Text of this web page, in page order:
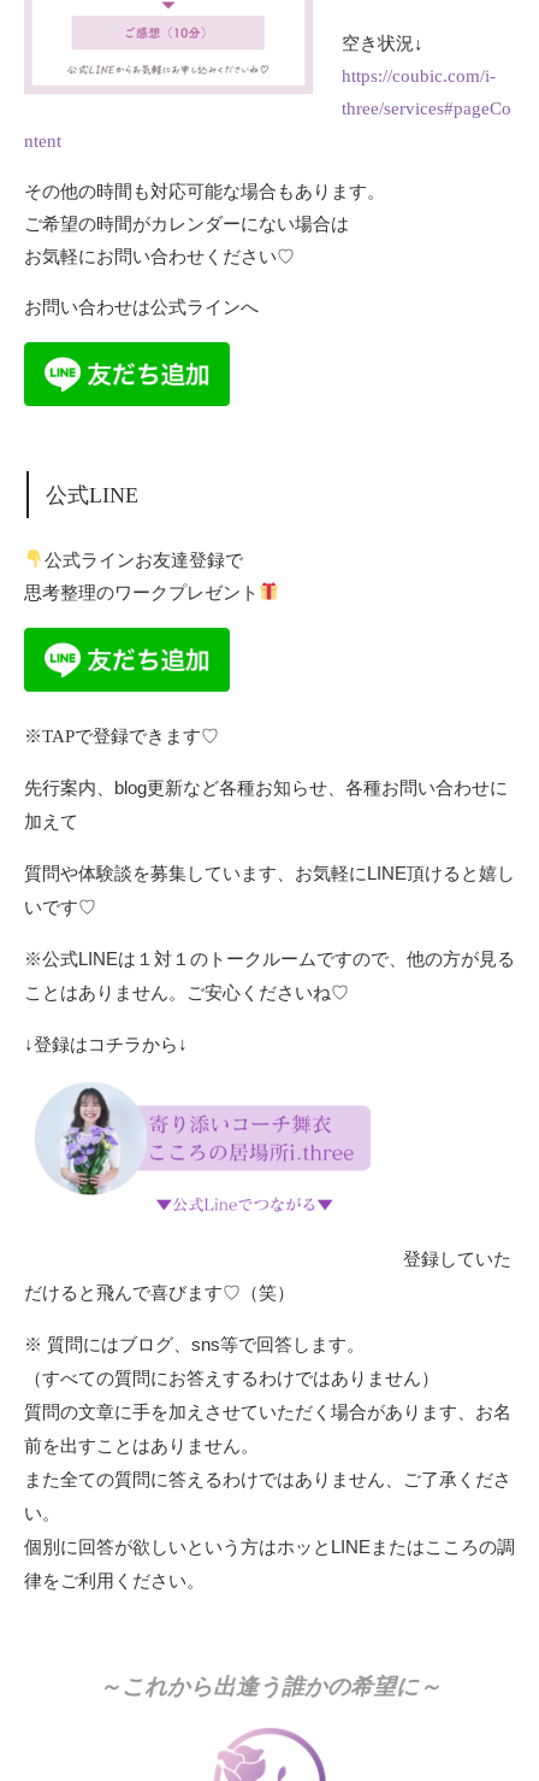
空き状況↓
https://coubic.com/i-
three/services#pageCo
ntent
その他の時間も対応可能な場合もあります。
ご希望の時間がカレンダーにない場合は
お気軽にお問い合わせください♡
お問い合わせは公式ラインへ
公式LINE
公式ラインお友達登録で
思考整理のワークプレゼント
※TAPで登録できます♡
先行案内、blog更新など各種お知らせ、各種お問い合わせに
加えて
質問や体験談を募集しています、お気軽にLINE頂けると嬉し
いです♡
※公式LINEは１対１のトークルームですので、他の方が見る
ことはありません。ご安心くださいね♡
↓登録はコチラから↓
登録していた
だけると飛んで喜びます♡（笑）
※ 質問にはブログ、sns等で回答します。
（すべての質問にお答えするわけではありません）
質問の文章に手を加えさせていただく場合があります、お名
前を出すことはありません。
また全ての質問に答えるわけではありません、ご了承くださ
い。
個別に回答が欲しいという方はホッとLINEまたはこころの調
律をご利用ください。
～これから出逢う誰かの希望に～